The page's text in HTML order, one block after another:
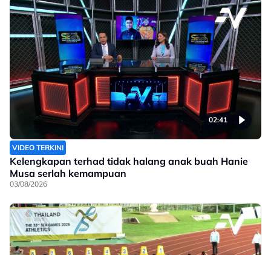
02:41
VIDEO TERKINI
Kelengkapan terhad tidak halang anak buah Hanie
Musa serlah kemampuan
03/08/2026